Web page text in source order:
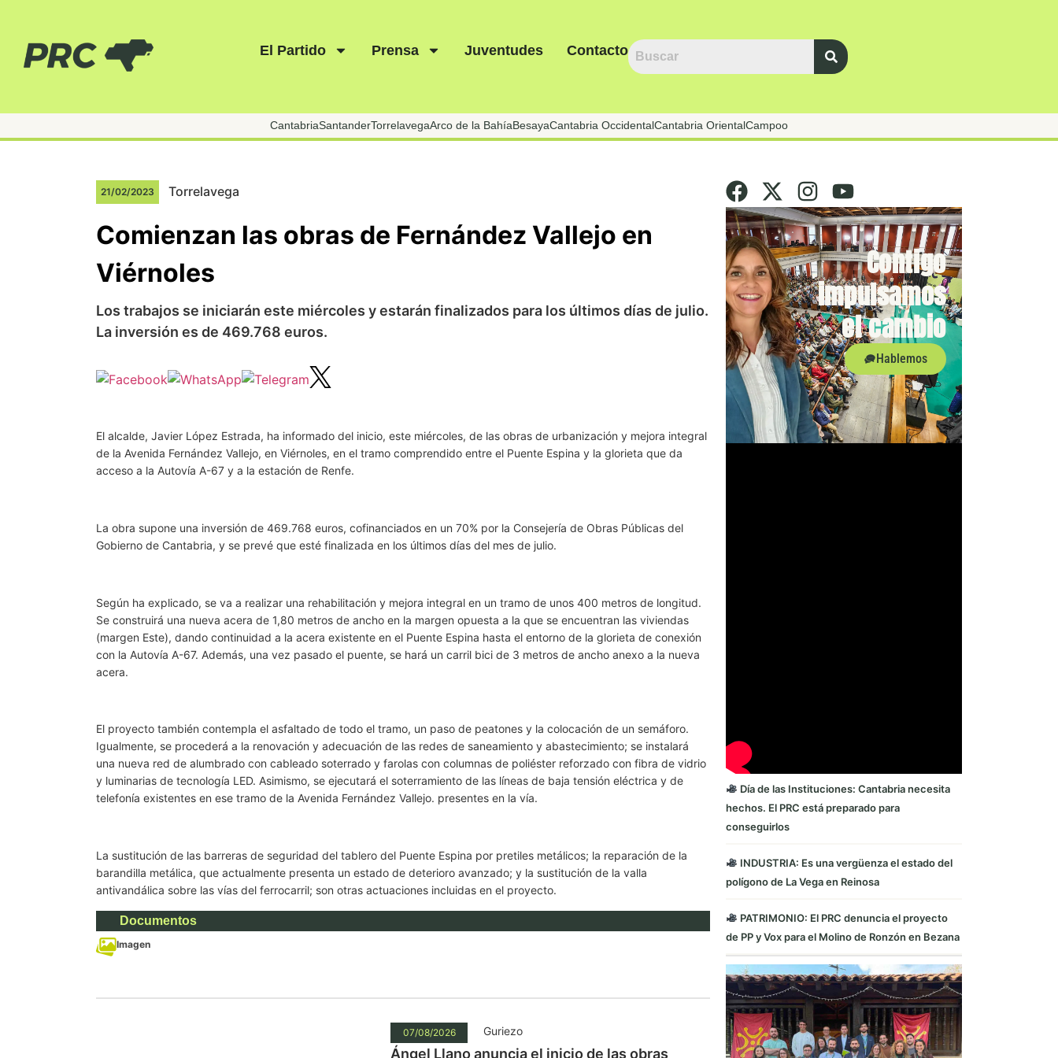
El Partido Prensa Juventudes Contacto
CantabriaSantanderTorrelavegaArco de la BahíaBesayaCantabria OccidentalCantabria OrientalCampoo
21/02/2023 Torrelavega
Comienzan las obras de Fernández Vallejo en
Viérnoles
Los trabajos se iniciarán este miércoles y estarán finalizados para los últimos días de julio.
La inversión es de 469.768 euros.
El alcalde, Javier López Estrada, ha informado del inicio, este miércoles, de las obras de urbanización y mejora integral
de la Avenida Fernández Vallejo, en Viérnoles, en el tramo comprendido entre el Puente Espina y la glorieta que da
acceso a la Autovía A-67 y a la estación de Renfe.
La obra supone una inversión de 469.768 euros, cofinanciados en un 70% por la Consejería de Obras Públicas del
Gobierno de Cantabria, y se prevé que esté finalizada en los últimos días del mes de julio.
Según ha explicado, se va a realizar una rehabilitación y mejora integral en un tramo de unos 400 metros de longitud.
Se construirá una nueva acera de 1,80 metros de ancho en la margen opuesta a la que se encuentran las viviendas
(margen Este), dando continuidad a la acera existente en el Puente Espina hasta el entorno de la glorieta de conexión
con la Autovía A-67. Además, una vez pasado el puente, se hará un carril bici de 3 metros de ancho anexo a la nueva
acera.
El proyecto también contempla el asfaltado de todo el tramo, un paso de peatones y la colocación de un semáforo.
Igualmente, se procederá a la renovación y adecuación de las redes de saneamiento y abastecimiento; se instalará
una nueva red de alumbrado con cableado soterrado y farolas con columnas de poliéster reforzado con fibra de vidrio
y luminarias de tecnología LED. Asimismo, se ejecutará el soterramiento de las líneas de baja tensión eléctrica y de
telefonía existentes en ese tramo de la Avenida Fernández Vallejo. presentes en la vía.
La sustitución de las barreras de seguridad del tablero del Puente Espina por pretiles metálicos; la reparación de la
barandilla metálica, que actualmente presenta un estado de deterioro avanzado; y la sustitución de la valla
antivandálica sobre las vías del ferrocarril; son otras actuaciones incluidas en el proyecto.
Documentos
Imagen
07/08/2026 Guriezo
Ángel Llano anuncia el inicio de las obras
Contigo
impulsamos
el cambio
Hablemos
Día de las Instituciones: Cantabria necesita
hechos. El PRC está preparado para
conseguirlos
INDUSTRIA: Es una vergüenza el estado del
polígono de La Vega en Reinosa
PATRIMONIO: El PRC denuncia el proyecto
de PP y Vox para el Molino de Ronzón en Bezana